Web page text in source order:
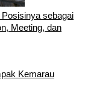
sebagai
Meeting, dan
Kemarau